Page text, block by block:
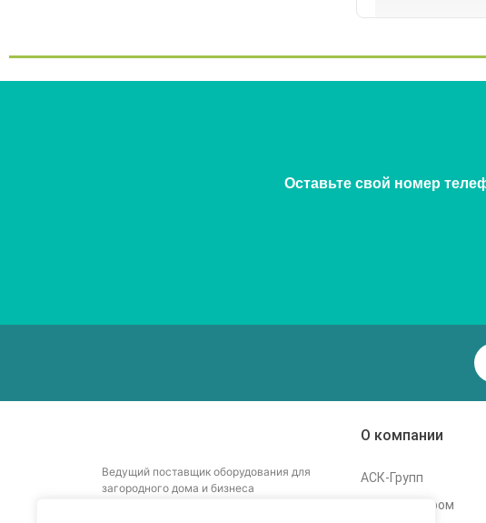
Оставьте свой номер
Ведущий поставщик оборудования для
загородного дома и бизнеса
О компании
АСК-Групп
Стать дилером